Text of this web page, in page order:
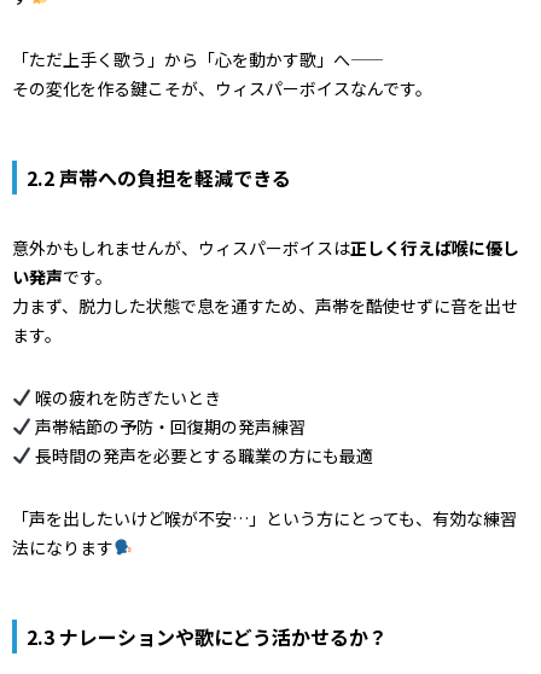
「ただ上手く歌う」から「心を動かす歌」へ——
その変化を作る鍵こそが、ウィスパーボイスなんです。
2.2 声帯への負担を軽減できる
意外かもしれませんが、ウィスパーボイスは正しく行えば喉に優し
い発声です。
力まず、脱力した状態で息を通すため、声帯を酷使せずに音を出せ
ます。
喉の疲れを防ぎたいとき
声帯結節の予防・回復期の発声練習
長時間の発声を必要とする職業の方にも最適
「声を出したいけど喉が不安…」という方にとっても、有効な練習
法になります
2.3 ナレーションや歌にどう活かせるか？